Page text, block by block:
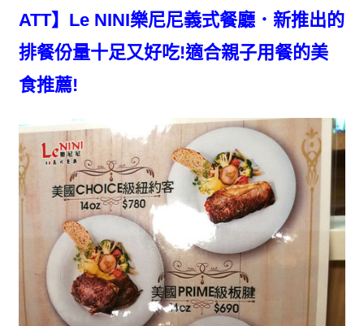
ATT】Le NINI樂尼尼義式餐廳．新推出的
排餐份量十足又好吃!適合親子用餐的美
食推薦!